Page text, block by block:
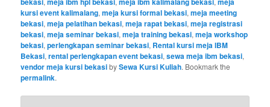
kursi event kalimalang,meja kursi formal bekasi,meja meeting
bekasi,meja pelatihan bekasi,meja rapat bekasi,meja registrasi
bekasi,meja seminar bekasi,meja training bekasi,meja workshop
bekasi,perlengkapan seminar bekasi, Rental kursi meja IBM
Bekasi,rental perlengkapan event bekasi,sewa meja ibm bekasi,
vendor meja kursi bekasibySewa Kursi Kuliah. Bookmark the
permalink.